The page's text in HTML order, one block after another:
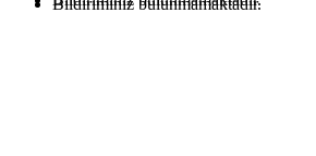
Bildiriminiz bulunmamaktadır.